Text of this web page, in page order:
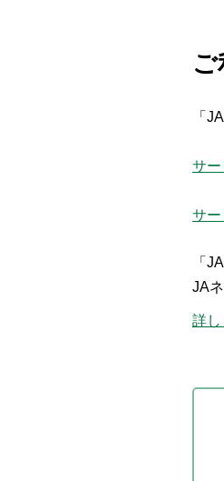
「
サ
サ
「
JA
詳し